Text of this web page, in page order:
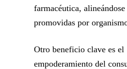
farmacéutica,
promovidas por
Otro beneficio clave es el
empoderamiento del